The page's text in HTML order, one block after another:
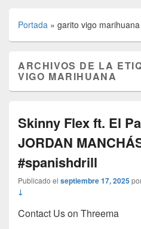
Portada » garito vigo marihuana
ARCHIVOS DE LA
VIGO MARIHUANA
Skinny Flex ft. El
JORDAN
#spanishdrill
Publicado el septiembre 17, 2025
↓
Contact Us on Threema